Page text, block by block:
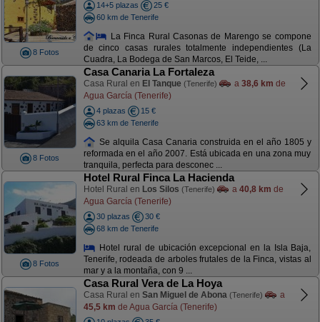
8 Fotos
14+5 plazas
25 €
60 km de Tenerife
La Finca Rural Casonas de Marengo se compone
de cinco casas rurales totalmente independientes (La
Cuadra, La Bodega de San Marcos, El Teide, ...
8 Fotos
Casa Canaria La Fortaleza
Casa Rural en El Tanque (Tenerife) a 38,6 km de
Agua García (Tenerife)
4 plazas
15 €
63 km de Tenerife
Se alquila Casa Canaria construida en el año 1805 y
reformada en el año 2007. Está ubicada en una zona muy
tranquila, perfecta para desconec ...
8 Fotos
Hotel Rural Finca La Hacienda
Hotel Rural en Los Silos (Tenerife) a 40,8 km de
Agua García (Tenerife)
30 plazas
30 €
68 km de Tenerife
Hotel rural de ubicación excepcional en la Isla Baja,
Tenerife, rodeada de arboles frutales de la Finca, vistas al
mar y a la montaña, con 9 ...
Casa Rural Vera de La Hoya
Casa Rural en San Miguel de Abona (Tenerife)
a
45,5 km de Agua García (Tenerife)